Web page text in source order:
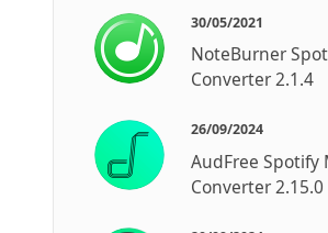
30/05/2021
NoteBurner
Converter 2.1.4
26/09/2024
AudFree Spotify
Converter 2.15.0